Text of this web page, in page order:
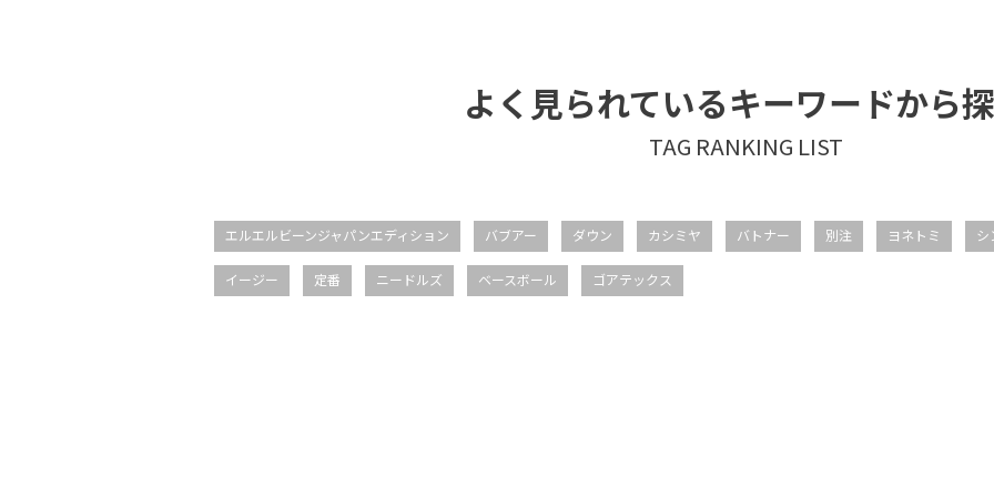
よく見られているキーワードから
エルエルビーンジャパンエディション バブアー ダウン カシミヤ バトナー 別注 ヨネトミ シ
イージー 定番 ニードルズ ベースボール ゴアテックス